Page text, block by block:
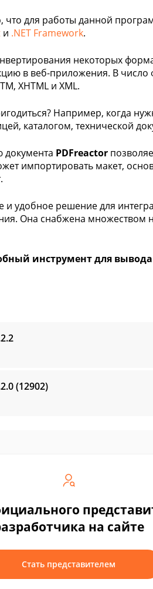
для работы данной
и .NET Framework.
некоторых
в веб-приложения. В
XHTML и XML.
Например, когда
каталогом, технической
документа PDFreactor
импортировать макет,
и удобное решение для
Она снабжена множеством
инструмент для
(12902)
на сайте
Стать представителем